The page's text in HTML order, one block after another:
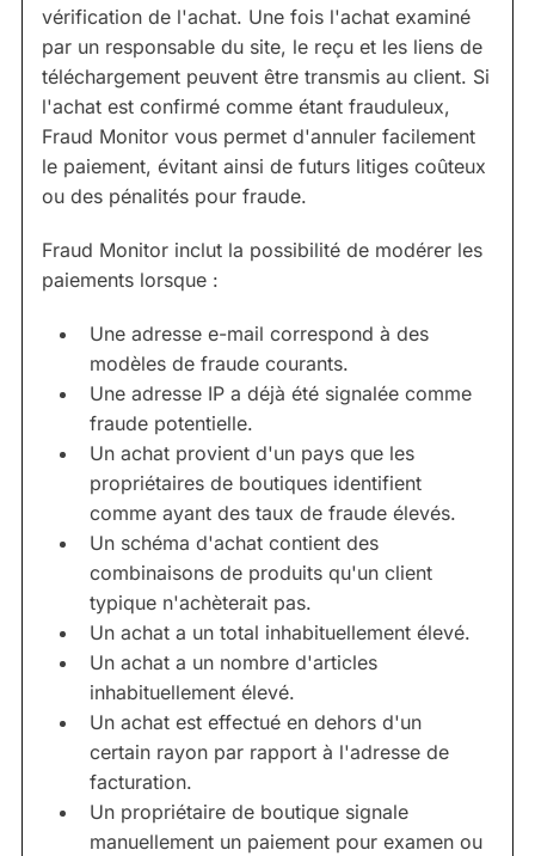
vérification de l'achat. Une fois l'achat examiné
par un responsable du site, le reçu et les liens de
téléchargement peuvent être transmis au client. Si
l'achat est confirmé comme étant frauduleux,
Fraud Monitor vous permet d'annuler facilement
le paiement, évitant ainsi de futurs litiges coûteux
ou des pénalités pour fraude.
Fraud Monitor inclut la possibilité de modérer les
paiements lorsque :
Une adresse e-mail correspond à des
modèles de fraude courants.
Une adresse IP a déjà été signalée comme
fraude potentielle.
Un achat provient d'un pays que les
propriétaires de boutiques identifient
comme ayant des taux de fraude élevés.
Un schéma d'achat contient des
combinaisons de produits qu'un client
typique n'achèterait pas.
Un achat a un total inhabituellement élevé.
Un achat a un nombre d'articles
inhabituellement élevé.
Un achat est effectué en dehors d'un
certain rayon par rapport à l'adresse de
facturation.
Un propriétaire de boutique signale
manuellement un paiement pour examen ou